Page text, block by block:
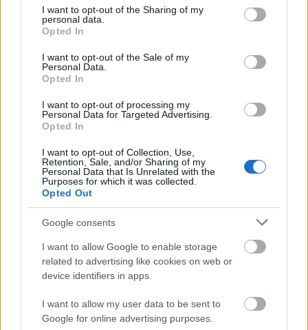
not limited to your visit or usage behaviour. You may click to
grant or deny consent to Google and its third-party tags to
use your data for below specified purposes in below Google
consent section.
I want to opt-out of the Sharing of my
personal data.
Opted In
I want to opt-out of the Sale of my
Personal Data.
Opted In
I want to opt-out of processing my
Personal Data for Targeted Advertising.
Opted In
I want to opt-out of Collection, Use,
Retention, Sale, and/or Sharing of my
Personal Data that Is Unrelated with the
Purposes for which it was collected.
Opted Out
Google consents
I want to allow Google to enable storage
related to advertising like cookies on web or
device identifiers in apps.
I want to allow my user data to be sent to
Google for online advertising purposes.
Olvasónk egy játék vásárlásánál találkozott azzal a
jelenséggel, amikor a webshopban elírt ár (jelen